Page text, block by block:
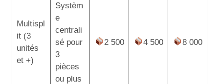
Multispl
it (3
unités
et +)
Systèm
e
centrali
sé pour
3
pièces
ou plus
2 500 4 500 8 000